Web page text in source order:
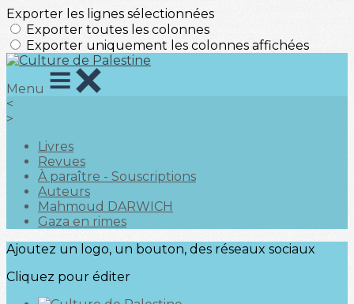
Exporter les lignes sélectionnées
Exporter toutes les colonnes
Exporter uniquement les colonnes affichées
Menu
<
>
Livres
Revues
À paraître - Souscriptions
Auteurs
Mahmoud DARWICH
Gaza en rimes
Ajoutez un logo, un bouton, des réseaux sociaux
Cliquez pour éditer